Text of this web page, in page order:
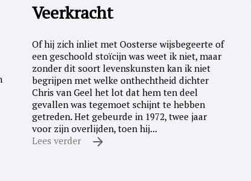
Veerkracht
Of hij zich inliet met Oosterse wijsbegeerte of
een geschoold stoïcijn was weet ik niet, maar
zonder dit soort levenskunsten kan ik niet
begrijpen met welke onthechtheid dichter
Chris van Geel het lot dat hem ten deel
gevallen was tegemoet schijnt te hebben
getreden. Het gebeurde in 1972, twee jaar
voor zijn overlijden, toen hij...
Lees verder